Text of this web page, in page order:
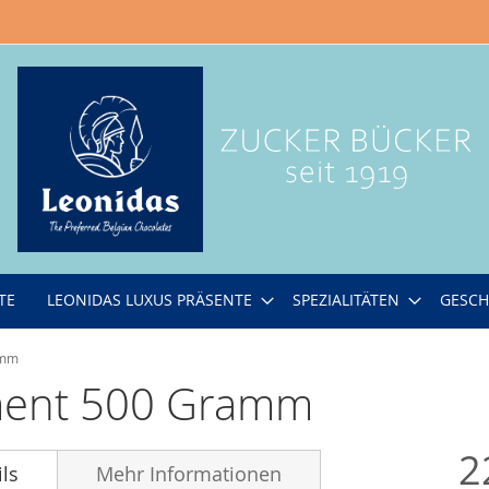
LEONIDAS LUXUS PRÄSENTE SPEZIALITÄTEN
500 Gramm
Mehr Informationen